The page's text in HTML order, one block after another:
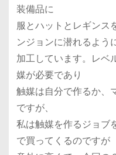
装備品に
服とハットとレギンス
ンジョンに潜れるよう
加工しています。レベ
媒が必要であり
触媒は自分で作るか、
ですが、
私は触媒を作るジョブ
で買ってくるのですが